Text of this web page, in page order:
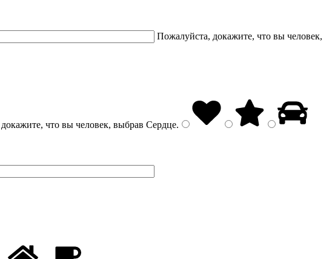
Пожалуйста, докажите, что вы человек,
что вы человек, выбрав Сердце.